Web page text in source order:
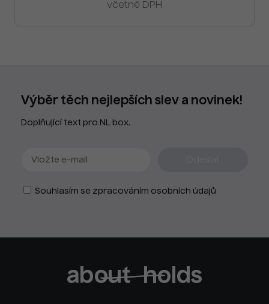
včetně DPH
Výběr těch nejlepších slev a novinek!
Doplňující text pro NL box.
Souhlasím se zpracováním osobních údajů